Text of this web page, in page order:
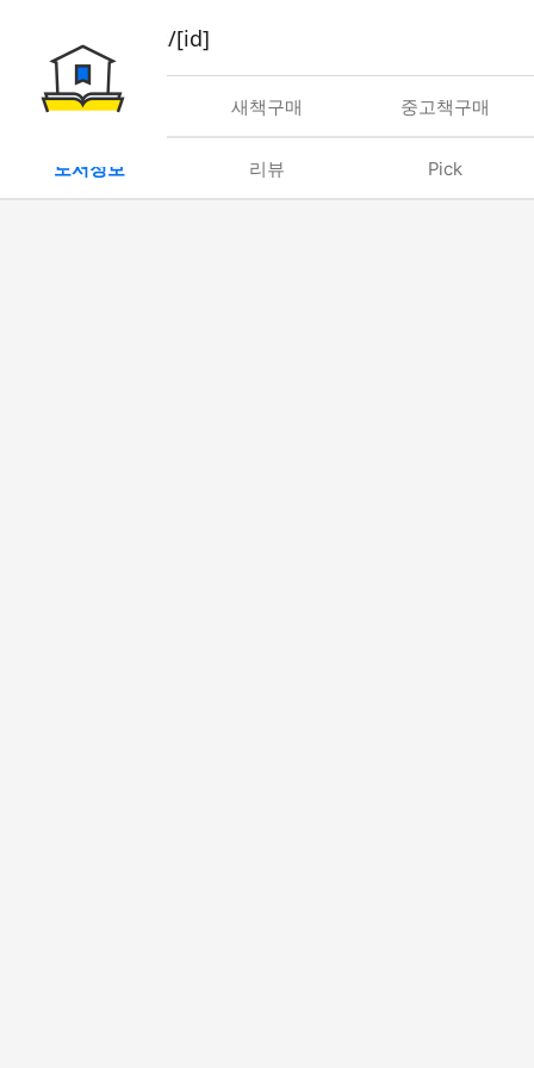
book/rent/[id]
대여 새책구매 중고책구매
도서정보 리뷰 Pick